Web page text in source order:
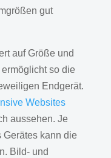
gut
auf Größe und
so die
Endgerät.
Websites
aussehen. Je
Gerätes kann die
Bild- und